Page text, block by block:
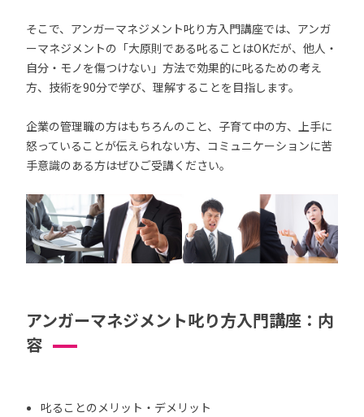
そこで、アンガーマネジメント叱り方入門講座では、アンガ
ーマネジメントの「大原則である叱ることはOKだが、他人・
自分・モノを傷つけない」方法で効果的に叱るための考え
方、技術を90分で学び、理解することを目指します。
企業の管理職の方はもちろんのこと、子育て中の方、上手に
怒っていることが伝えられない方、コミュニケーションに苦
手意識のある方はぜひご受講ください。
アンガーマネジメント叱り方入門講座：内
容
叱ることのメリット・デメリット